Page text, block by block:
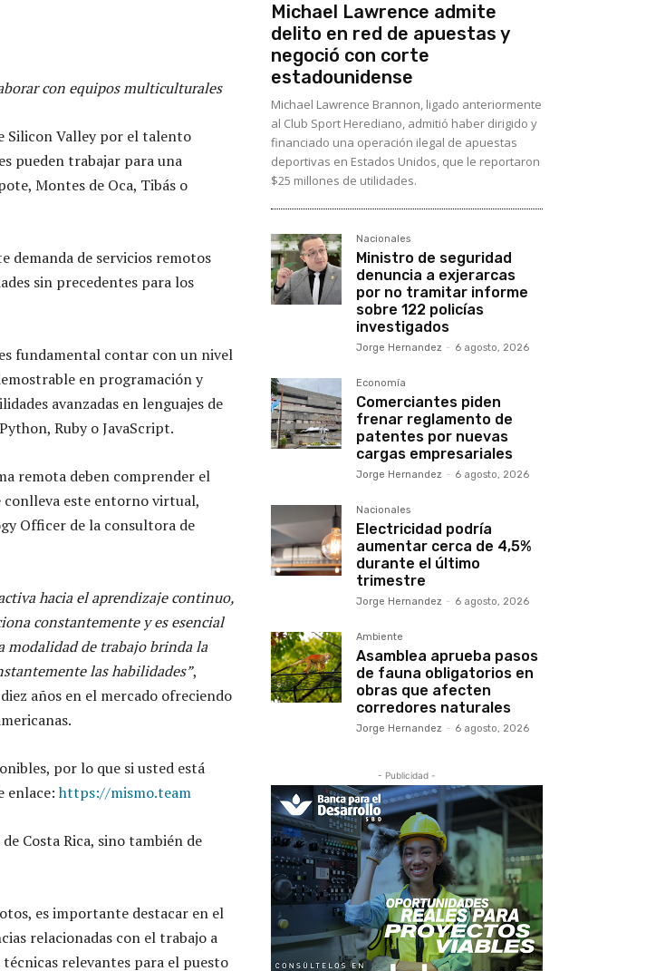
con equipos multiculturales
Silicon Valley por el talento
pueden trabajar para una
Montes de Oca, Tibás o
demanda de servicios remotos
sin precedentes para los
fundamental contar con un nivel
en programación y
avanzadas en lenguajes de
Ruby o JavaScript.
remota deben comprender el
conlleva este entorno virtual,
Officer de la consultora de
hacia el aprendizaje continuo,
constantemente y es esencial
modalidad de trabajo brinda la
las habilidades”,
años en el mercado ofreciendo
por lo que si usted está
enlace:https://mismo.team
Costa Rica, sino también de
es importante destacar en el
relacionadas con el trabajo a
relevantes para el puesto
Michael Lawrence admite
delito en red de apuestas y
negoció con corte
estadounidense
Michael Lawrence Brannon, ligado anteriormente
al Club Sport Herediano, admitió haber dirigido y
financiado una operación ilegal de apuestas
deportivas en Estados Unidos, que le reportaron
$25 millones de utilidades.
Nacionales
Ministro de seguridad
denuncia a exjerarcas
por no tramitar informe
sobre 122 policías
investigados
Jorge Hernandez - 6 agosto, 2026
Economía
Comerciantes piden
frenar reglamento de
patentes por nuevas
cargas empresariales
Jorge Hernandez - 6 agosto, 2026
Nacionales
Electricidad podría
aumentar cerca de 4,5%
durante el último
trimestre
Jorge Hernandez - 6 agosto, 2026
Ambiente
Asamblea aprueba pasos
de fauna obligatorios en
obras que afecten
corredores naturales
Jorge Hernandez - 6 agosto, 2026
- Publicidad -